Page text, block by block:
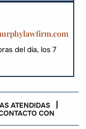
del día, los 7
ATENDIDAS
CON